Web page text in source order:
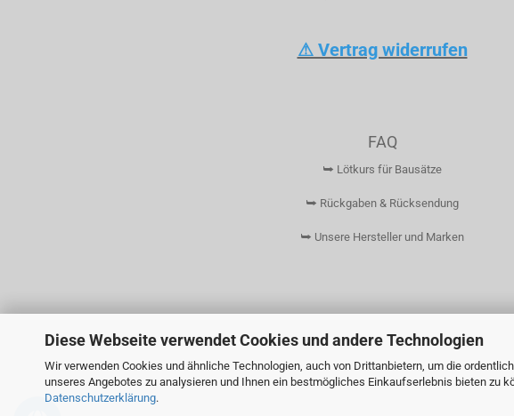
Diese Webseite verwendet Cookies und andere Technologien
Wir verwenden Cookies und ähnliche Technologien, auch von Drittanbietern, um die
unseres Angebotes zu analysieren und Ihnen ein bestmögliches Einkaufserlebnis bieten zu
Datenschutzerklärung.
⚠ Vertrag widerrufen
FAQ
⮩ Lötkurs für Bausätze
⮩ Rückgaben & Rücksendung
⮩ Unsere Hersteller und Marken